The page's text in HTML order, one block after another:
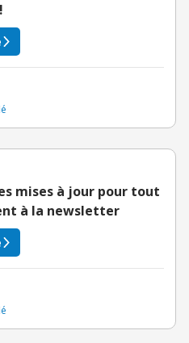
mises à jour pour tout
à la newsletter